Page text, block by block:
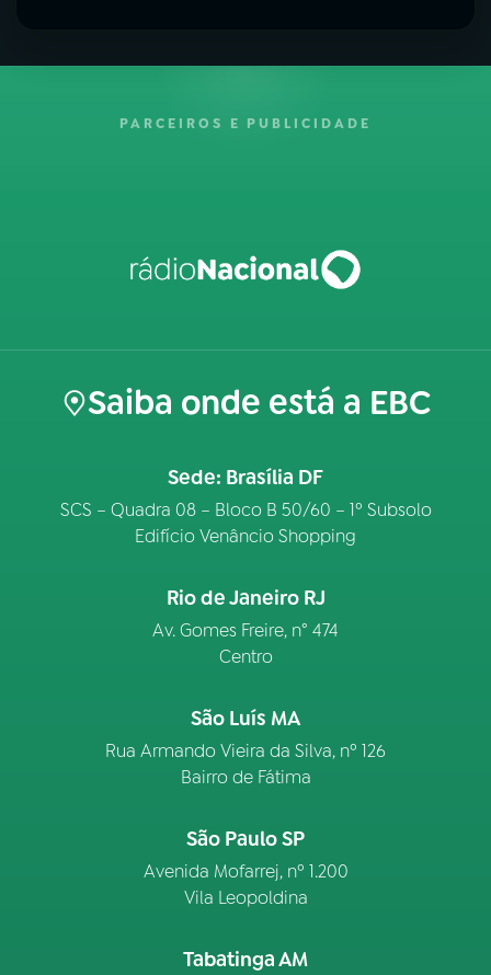
PARCEIROS E PUBLICIDADE
Saiba onde está a EBC
Sede: Brasília DF
SCS – Quadra 08 – Bloco B 50/60 – 1º Subsolo
Edifício Venâncio Shopping
Rio de Janeiro RJ
Av. Gomes Freire, n° 474
Centro
São Luís MA
Rua Armando Vieira da Silva, nº 126
Bairro de Fátima
São Paulo SP
Avenida Mofarrej, nº 1.200
Vila Leopoldina
Tabatinga AM